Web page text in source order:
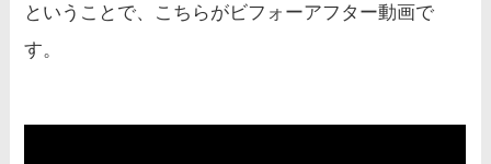
ということで、こちらがビフォーアフター動画で
す。